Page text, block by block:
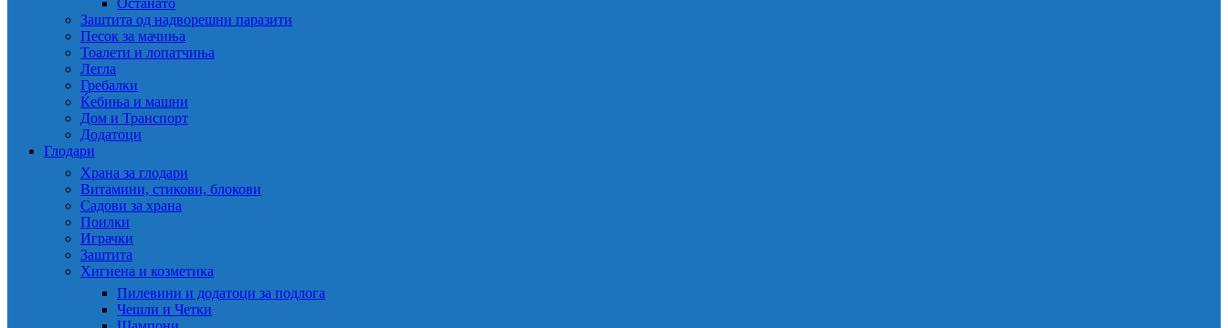
Останато
Заштита од надворешни паразити
Песок за мачиња
Тоалети и лопатчиња
Легла
Гребалки
Ќебиња и машни
Дом и Транспорт
Додатоци
Глодари
Храна за глодари
Витамини, стикови, блокови
Садови за храна
Поилки
Играчки
Заштита
Хигиена и козметика
Пилевини и додатоци за подлога
Чешли и Четки